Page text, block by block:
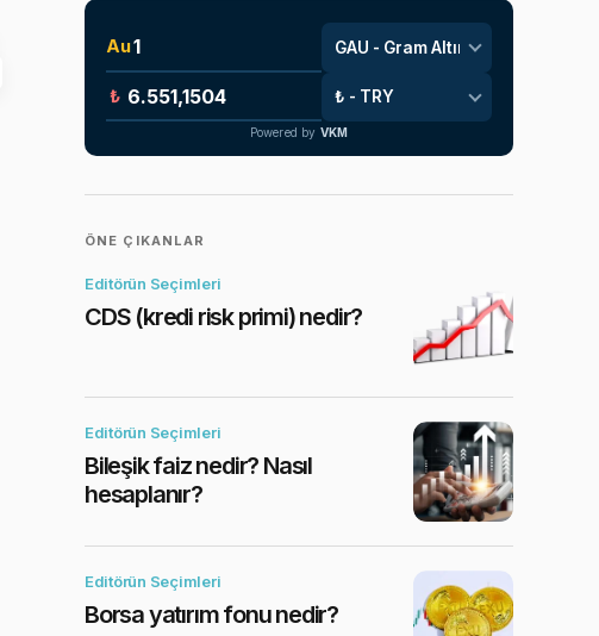
Au
₺
Powered by VKM
ÖNE ÇIKANLAR
Editörün Seçimleri
CDS (kredi risk primi) nedir?
Editörün Seçimleri
Bileşik faiz nedir? Nasıl
hesaplanır?
Editörün Seçimleri
Borsa yatırım fonu nedir?